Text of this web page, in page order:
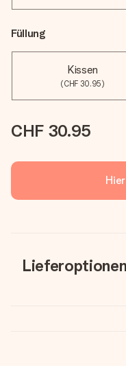
Füllung
Kissen
(CHF 30.95)
CHF 30.95
Lieferoptionen